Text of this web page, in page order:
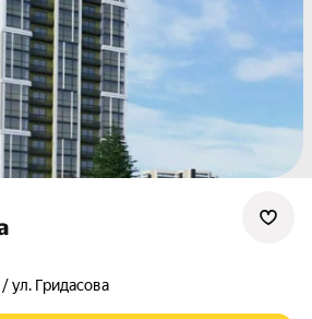
ул. Гридасова